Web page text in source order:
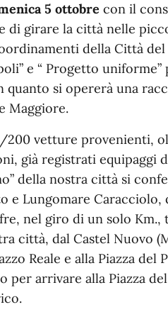
5 ottobre con il
di girare la città nelle
della Città
e “ Progetto
si opererà una
Maggiore.
200 vetture provenienti,
già registrati equipaggi
della nostra città si
e Lungomare Caracciolo,
nel giro di un solo
città, dal Castel Nuovo
Reale e alla Piazza
per arrivare alla Piazza